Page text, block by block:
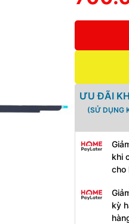
ƯU ĐÃI
(SỬ DỤNG
khi
cho
kỳ